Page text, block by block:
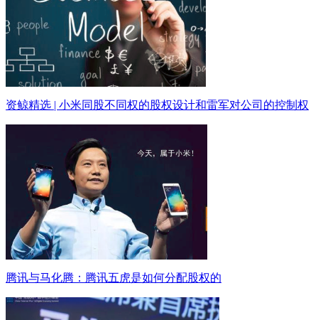
资鲸精选 | 小米同股不同权的股权设计和雷军对公司的控制权
腾讯与马化腾：腾讯五虎是如何分配股权的